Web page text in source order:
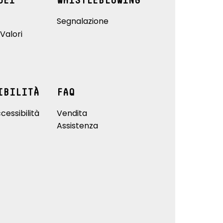
Segnalazione
FAQ
Vendita
Assistenza